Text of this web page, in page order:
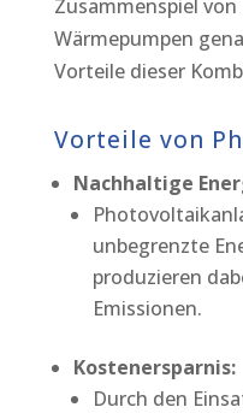
Zusammenspiel
Wärmepumpen
Vorteile dieser
Vorteile von
Nachhaltige
unbegrenzte
produzieren
Emissionen.
Kostenersparnis:
Durch den